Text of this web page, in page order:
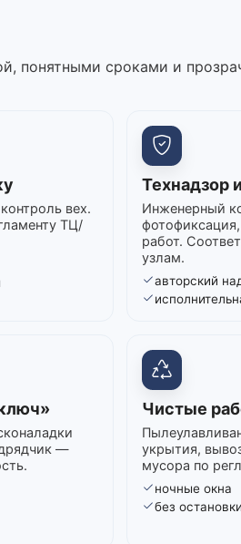
понятными сроками и
вех.
ТЦ/
Технадзор
Инженерный
работ.
узлам.
авторский
—
Чистые
укрытия,
мусора по
ночные окна
без